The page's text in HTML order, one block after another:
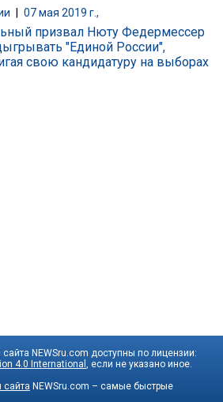
07 мая 2019 г.,
призвал Нюту Федермессер
"Единой России",
свою кандидатуру на выборах
NEWSru.com доступны по лицензии:
4.0 International , если не указано иное.
сайта NEWSru.com – самые быстрые